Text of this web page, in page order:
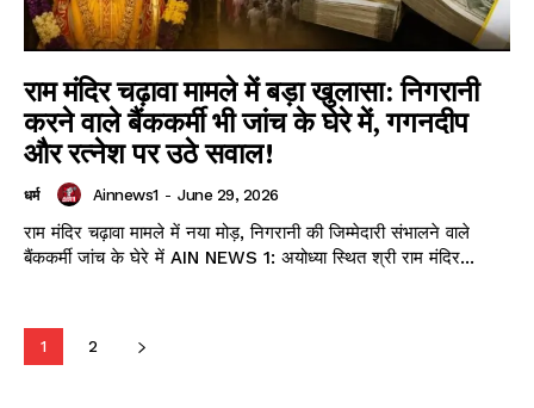
NEWS 1 App
राम मंदिर चढ़ावा मामले में बड़ा खुलासा: निगरानी
करने वाले बैंककर्मी भी जांच के घेरे में, गगनदीप
और रत्नेश पर उठे सवाल!
धर्म Ainnews1 - June 29, 2026
राम मंदिर चढ़ावा मामले में नया मोड़, निगरानी की जिम्मेदारी संभालने वाले
बैंककर्मी जांच के घेरे में AIN NEWS 1: अयोध्या स्थित श्री राम मंदिर...
1 2